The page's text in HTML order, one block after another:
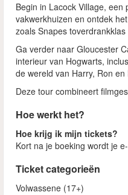
Begin in Lacock Village,
vakwerkhuizen en ontdek
zoals Snapes
Ga verder naar Gloucester
interieur van Hogwarts,
de wereld van Harry, Ron en
Deze tour combineert
Hoe werkt het?
Hoe krijg ik mijn tickets?
Kort na je boeking wordt je
Ticket categorieën
Volwassene (17+)